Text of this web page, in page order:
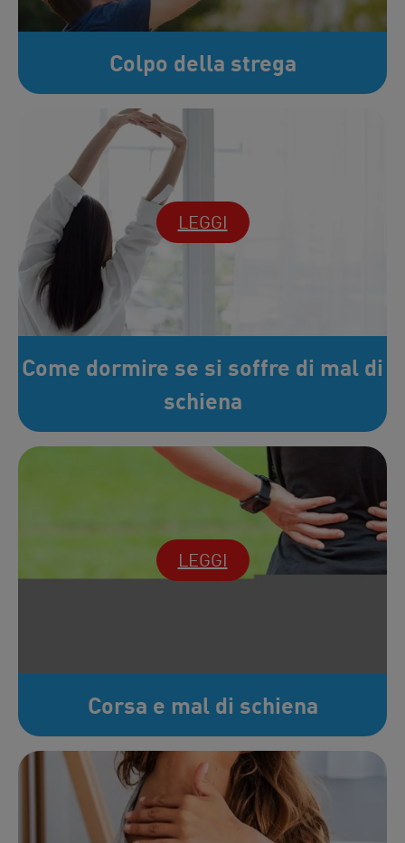
Colpo della strega
LEGGI
Come dormire se si soffre di mal di
schiena
LEGGI
Corsa e mal di schiena